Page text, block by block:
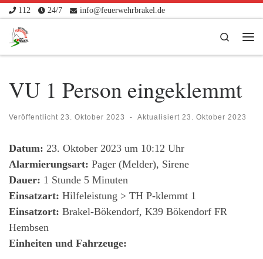
Zum Inhalt springen
112 24/7 info@feuerwehrbrakel.de
Search
VU 1 Person eingeklemmt
Veröffentlicht 23. Oktober 2023 - Aktualisiert 23. Oktober 2023
Datum: 23. Oktober 2023 um 10:12 Uhr
Alarmierungsart: Pager (Melder), Sirene
Dauer: 1 Stunde 5 Minuten
Einsatzart: Hilfeleistung > TH P-klemmt 1
Einsatzort: Brakel-Bökendorf, K39 Bökendorf FR
Hembsen
Einheiten und Fahrzeuge: